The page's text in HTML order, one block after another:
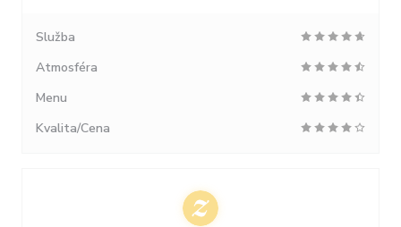
Služba
Atmosféra
Menu
Kvalita/Cena